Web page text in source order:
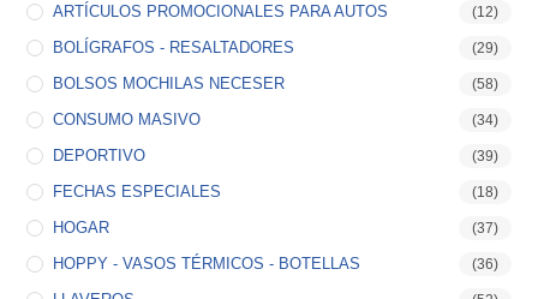
ARTÍCULOS PROMOCIONALES PARA AUTOS (12)
BOLÍGRAFOS - RESALTADORES (29)
BOLSOS MOCHILAS NECESER (58)
CONSUMO MASIVO (34)
DEPORTIVO (39)
FECHAS ESPECIALES (18)
HOGAR (37)
HOPPY - VASOS TÉRMICOS - BOTELLAS (36)